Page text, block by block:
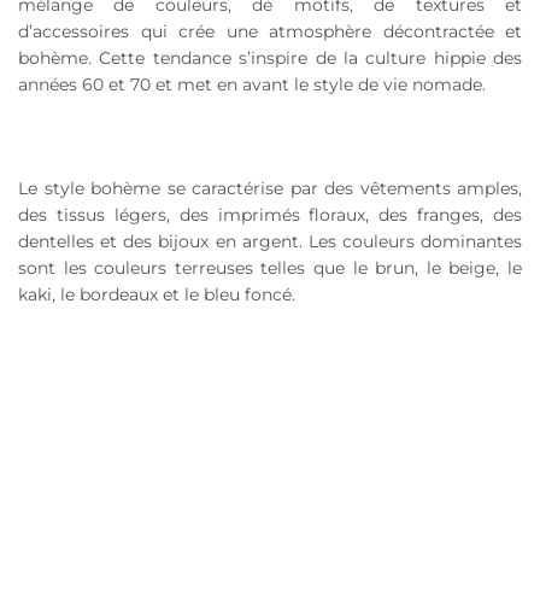
mélange de couleurs, de motifs, de textures et
d’accessoires qui crée une atmosphère décontractée et
bohème. Cette tendance s’inspire de la culture hippie des
années 60 et 70 et met en avant le style de vie nomade.
Le style bohème se caractérise par des vêtements amples,
des tissus légers, des imprimés floraux, des franges, des
dentelles et des bijoux en argent. Les couleurs dominantes
sont les couleurs terreuses telles que le brun, le beige, le
kaki, le bordeaux et le bleu foncé.